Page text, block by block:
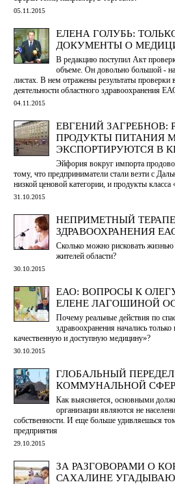
05.11.2015
ЕЛЕНА ГОЛУБЬ:
ДОКУМЕНТЫ О
В редакцию поступил Акт
объеме. Он довольно большой -
листах. В нем отражены результаты проверки
деятельности областного здравоохранения
04.11.2015
ЕВГЕНИЙ ЗАГРЕБНОВ:
ПРОДУКТЫ ПИТАНИЯ
ЭКСПОРТИРУЮТСЯ В
Эйфория вокруг импорта
тому, что предприниматели стали везти с
низкой ценовой категории, и продукты класса
31.10.2015
НЕПРИМЕТНЫЙ
ЗДРАВООХРАНЕНИЯ
Сколько можно рисковать
жителей области?
30.10.2015
ЕАО: ВОПРОСЫ К
ЕЛЕНЕ ЛАГОШИНОЙ
Почему реальные действия по
здравоохранения начались
качественную и доступную медицину»?
30.10.2015
ГЛОБАЛЬНЫЙ
КОММУНАЛЬНОЙ
Как выясняется, основными
организации являются не
собственности. И еще больше удивляешься
предприятия
29.10.2015
ЗА РАЗГОВОРАМИ О
САХАЛИНЕ